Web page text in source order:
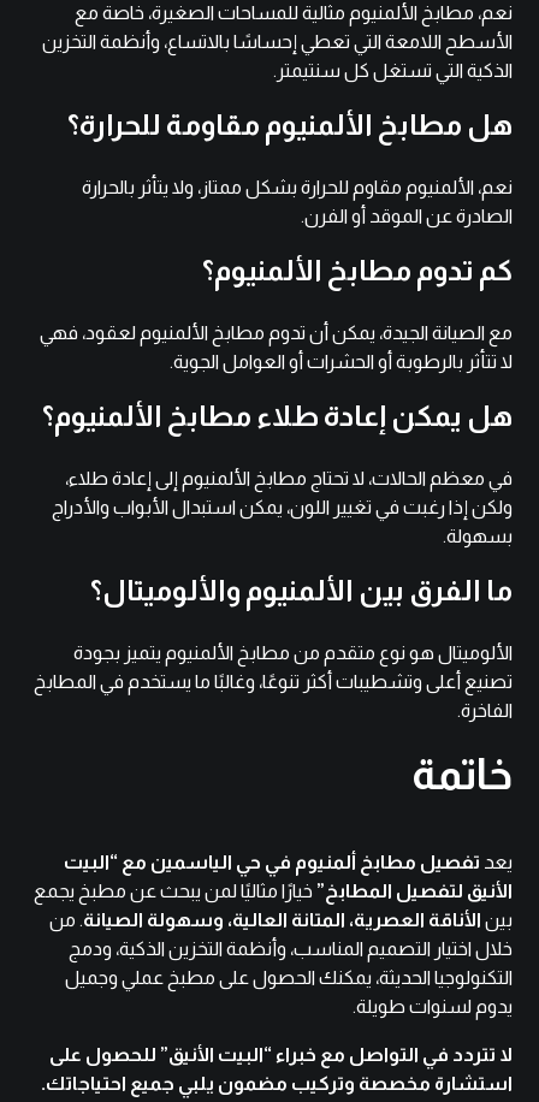
نعم، مطابخ الألمنيوم مثالية للمساحات الصغيرة، خاصة مع
الأسطح اللامعة التي تعطي إحساسًا بالاتساع، وأنظمة التخزين
الذكية التي تستغل كل سنتيمتر.
هل مطابخ الألمنيوم مقاومة للحرارة؟
نعم، الألمنيوم مقاوم للحرارة بشكل ممتاز، ولا يتأثر بالحرارة
الصادرة عن الموقد أو الفرن.
كم تدوم مطابخ الألمنيوم؟
مع الصيانة الجيدة، يمكن أن تدوم مطابخ الألمنيوم لعقود، فهي
لا تتأثر بالرطوبة أو الحشرات أو العوامل الجوية.
هل يمكن إعادة طلاء مطابخ الألمنيوم؟
في معظم الحالات، لا تحتاج مطابخ الألمنيوم إلى إعادة طلاء،
ولكن إذا رغبت في تغيير اللون، يمكن استبدال الأبواب والأدراج
بسهولة.
ما الفرق بين الألمنيوم والألوميتال؟
الألوميتال هو نوع متقدم من مطابخ الألمنيوم يتميز بجودة
تصنيع أعلى وتشطيبات أكثر تنوعًا، وغالبًا ما يستخدم في المطابخ
الفاخرة.
خاتمة
يعد تفصيل مطابخ ألمنيوم في حي الياسمين مع “البيت
الأنيق لتفصيل المطابخ” خيارًا مثاليًا لمن يبحث عن مطبخ يجمع
بين الأناقة العصرية، المتانة العالية، وسهولة الصيانة. من
خلال اختيار التصميم المناسب، وأنظمة التخزين الذكية، ودمج
التكنولوجيا الحديثة، يمكنك الحصول على مطبخ عملي وجميل
يدوم لسنوات طويلة.
لا تتردد في التواصل مع خبراء “البيت الأنيق” للحصول على
استشارة مخصصة وتركيب مضمون يلبي جميع احتياجاتك.